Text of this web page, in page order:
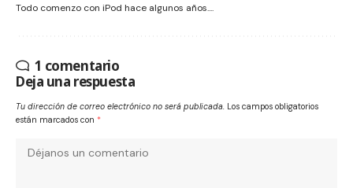
Todo comenzo con iPod hace algunos años....
1 comentario
Deja una respuesta
Tu dirección de correo electrónico no será publicada. Los campos obligatorios
están marcados con *